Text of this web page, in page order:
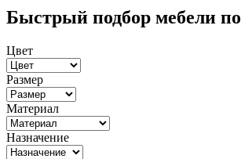
Быстрый подбор мебели
Цвет
Размер
Материал
Назначение